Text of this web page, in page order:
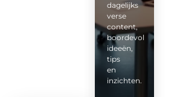
dagelijks
verse
content,
boordevol
ideeën,
tips
en
inzichten.